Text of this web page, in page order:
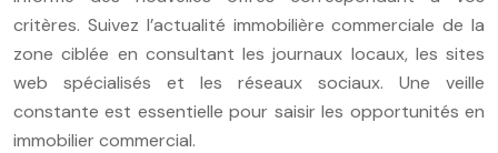
critères. Suivez l’actualité immobilière commerciale de la
zone ciblée en consultant les journaux locaux, les sites
web spécialisés et les réseaux sociaux. Une veille
constante est essentielle pour saisir les opportunités en
immobilier commercial.